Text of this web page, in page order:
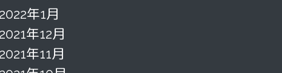
2022年1月
2021年12月
2021年11月